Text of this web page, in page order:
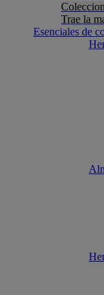
Trae la
Esenciales de